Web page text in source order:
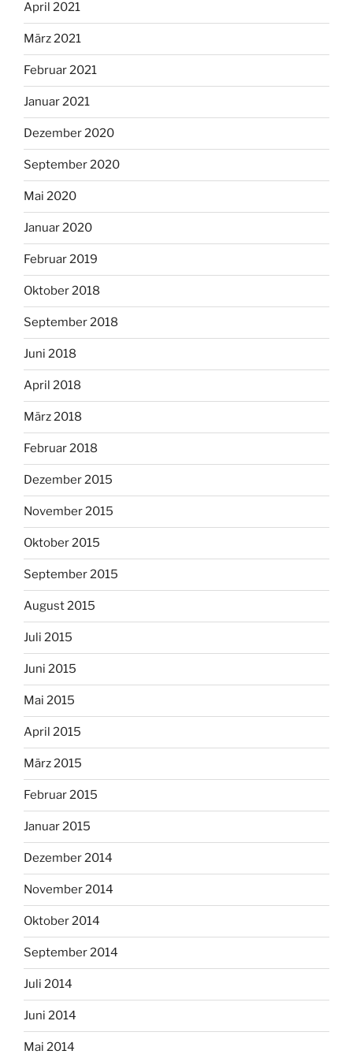
April 2021
März 2021
Februar 2021
Januar 2021
Dezember 2020
September 2020
Mai 2020
Januar 2020
Februar 2019
Oktober 2018
September 2018
Juni 2018
April 2018
März 2018
Februar 2018
Dezember 2015
November 2015
Oktober 2015
September 2015
August 2015
Juli 2015
Juni 2015
Mai 2015
April 2015
März 2015
Februar 2015
Januar 2015
Dezember 2014
November 2014
Oktober 2014
September 2014
Juli 2014
Juni 2014
Mai 2014